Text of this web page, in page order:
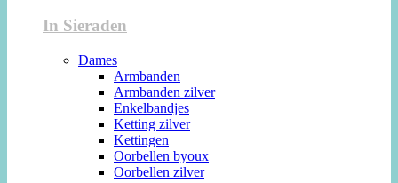
In Sieraden
Dames
Armbanden
Armbanden zilver
Enkelbandjes
Ketting zilver
Kettingen
Oorbellen byoux
Oorbellen zilver